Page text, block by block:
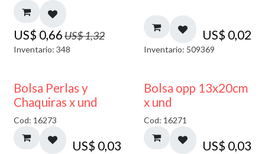
US$ 0,66US$1,32
Inventario: 348
US$ 0,02
Inventario: 509369
Bolsa Perlas y
Chaquiras x und
Cod: 16273
US$ 0,03
Bolsa opp 13x20cm
x und
Cod: 16271
US$ 0,03